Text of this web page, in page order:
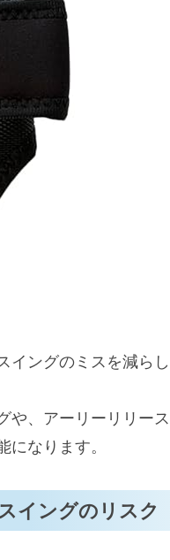
のメリットと選び方
改善に直結する設計と
効果の実感と注意点
避けるためのポイント
イングのミスを減ら
や、アーリーリリー
なります。
イングのリスク